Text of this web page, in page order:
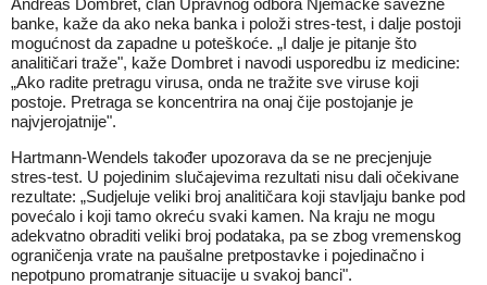
Andreas Dombret, član Upravnog odbora Njemačke savezne
banke, kaže da ako neka banka i položi stres-test, i dalje postoji
mogućnost da zapadne u poteškoće. „I dalje je pitanje što
analitičari traže", kaže Dombret i navodi usporedbu iz medicine:
„Ako radite pretragu virusa, onda ne tražite sve viruse koji
postoje. Pretraga se koncentrira na onaj čije postojanje je
najvjerojatnije".
Hartmann-Wendels također upozorava da se ne precjenjuje
stres-test. U pojedinim slučajevima rezultati nisu dali očekivane
rezultate: „Sudjeluje veliki broj analitičara koji stavljaju banke pod
povećalo i koji tamo okreću svaki kamen. Na kraju ne mogu
adekvatno obraditi veliki broj podataka, pa se zbog vremenskog
ograničenja vrate na paušalne pretpostavke i pojedinačno i
nepotpuno promatranje situacije u svakoj banci".